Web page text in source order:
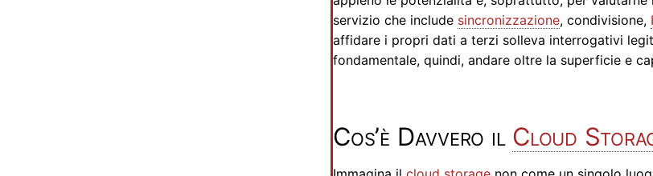
servizio che include sincronizzazione, condivisione,
affidare i propri dati a terzi solleva interrogativi
fondamentale, quindi, andare oltre la superficie e
Cos’è Davvero il Cloud